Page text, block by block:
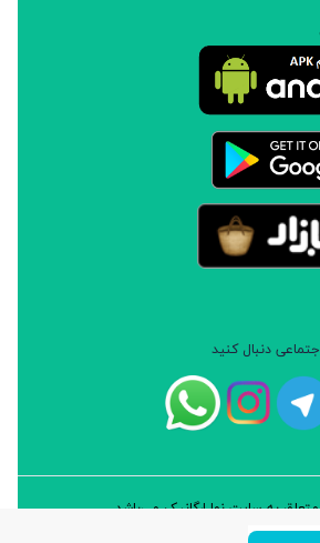
دنبال کنید
به سایت نوا ارگانیک می‌باشد.
پردازان سورن ایرانیان (نرم افزار سارب)